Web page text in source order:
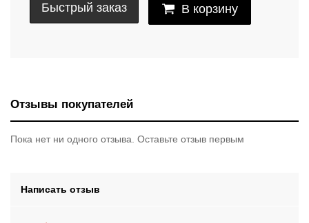
Быстрый заказ В корзину
Отзывы покупателей
Пока нет ни одного отзыва. Оставьте отзыв первым
Написать отзыв